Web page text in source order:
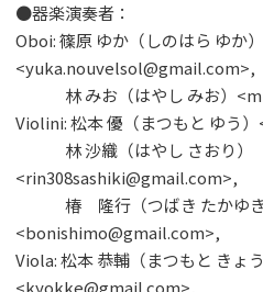
●器楽演奏者：
Oboi: 篠原 ゆか（しのはら ゆか）
<yuka.nouvelsol@gmail.com>,
林 みお（はやし みお）
Violini: 松本 優（まつもと ゆう
林 沙織（はやし さおり）
<rin308sashiki@gmail.com>,
椿 隆行（つばき たかゆき
<bonishimo@gmail.com>,
Viola: 松本 恭輔（まつもと きょう
<kyokke@gmail.com>,